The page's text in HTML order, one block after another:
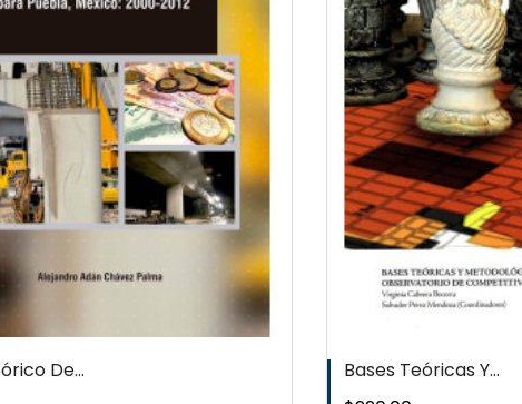
De...
WISHLIST
Bases Teóricas Y...